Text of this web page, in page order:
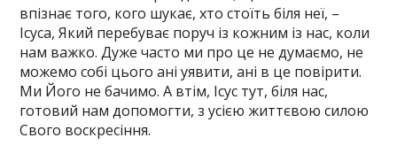
впізнає того, кого шукає, хто стоїть біля неї, –
Ісуса, Який перебуває поруч із кожним із нас, коли
нам важко. Дуже часто ми про це не думаємо, не
можемо собі цього ані уявити, ані в це повірити.
Ми Його не бачимо. А втім, Ісус тут, біля нас,
готовий нам допомогти, з усією життєвою силою
Свого воскресіння.